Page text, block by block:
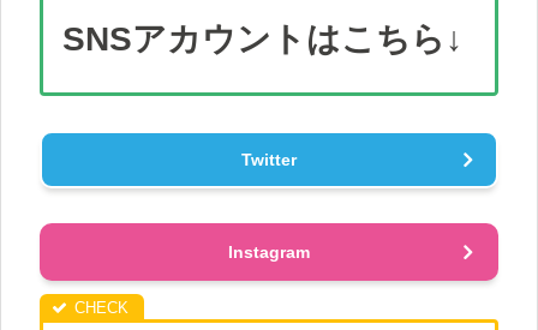
SNSアカウント はこちら↓
Twitter
Instagram